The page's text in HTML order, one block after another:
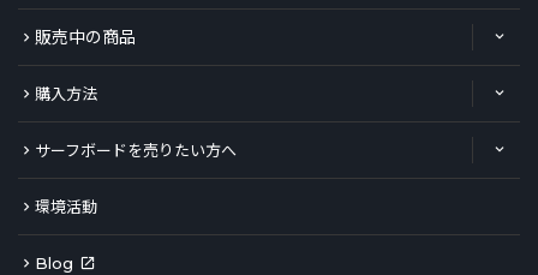
販売中の商品
購入方法
サーフボードを売りたい方へ
環境活動
Blog